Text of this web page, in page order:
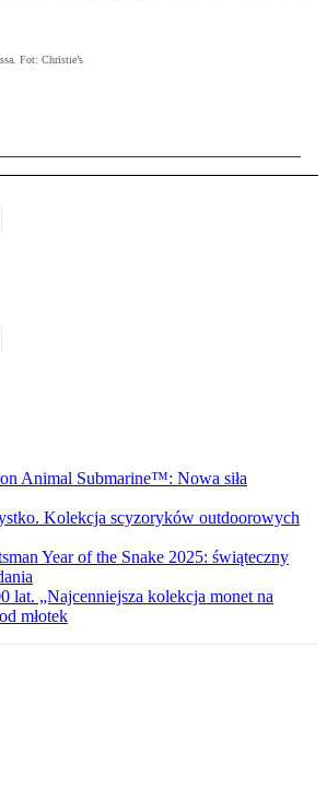
Fot: Christie’s
Animal Submarine™: Nowa siła
Kolekcja scyzoryków outdoorowych
Year of the Snake 2025: świąteczny
lat. „Najcenniejsza kolekcja monet na
młotek